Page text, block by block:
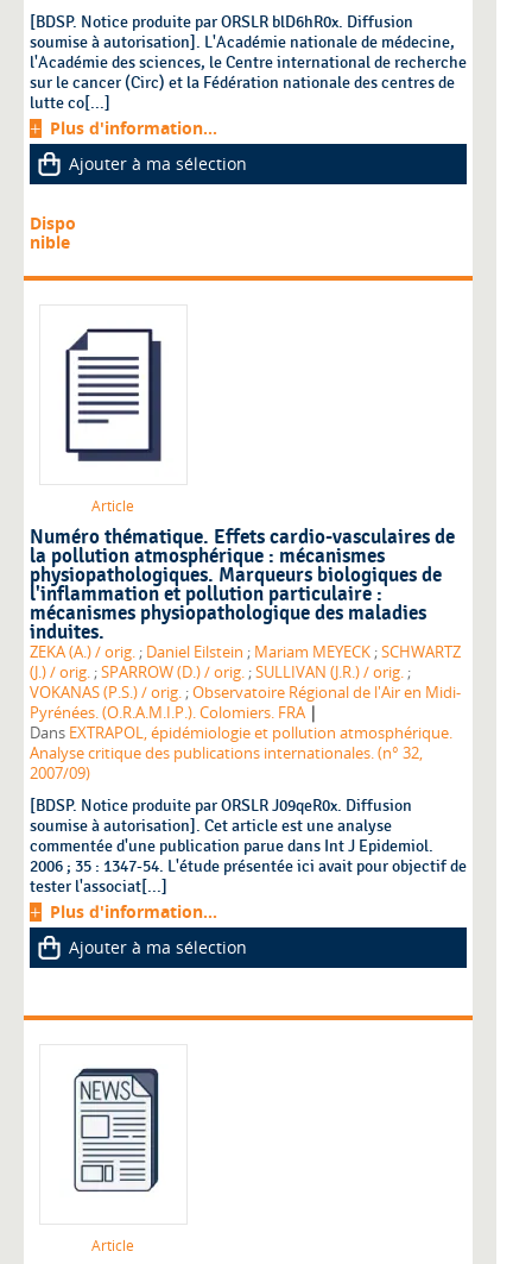
[BDSP. Notice produite par ORSLR blD6hR0x. Diffusion
soumise à autorisation]. L'Académie nationale de médecine,
l'Académie des sciences, le Centre international de recherche
sur le cancer (Circ) et la Fédération nationale des centres de
lutte co[...]
Plus d'information...
Ajouter à ma sélection
Dispo
nible
Article
Numéro thématique. Effets cardio-vasculaires de
la pollution atmosphérique : mécanismes
physiopathologiques. Marqueurs biologiques de
l'inflammation et pollution particulaire :
mécanismes physiopathologique des maladies
induites.
ZEKA (A.) / orig.; Daniel Eilstein ; Mariam MEYECK;SCHWARTZ
(J.) / orig.;SPARROW (D.) / orig.;SULLIVAN (J.R.) / orig.;
VOKANAS (P.S.) / orig.;Observatoire Régional de l'Air en Midi-
Pyrénées. (O.R.A.M.I.P.). Colomiers. FRA |
Dans EXTRAPOL, épidémiologie et pollution atmosphérique.
Analyse critique des publications internationales. (n° 32,
2007/09)
[BDSP. Notice produite par ORSLR J09qeR0x. Diffusion
soumise à autorisation]. Cet article est une analyse
commentée d'une publication parue dans Int J Epidemiol.
2006 ; 35 : 1347-54. L'étude présentée ici avait pour objectif de
tester l'associat[...]
Plus d'information...
Ajouter à ma sélection
Article